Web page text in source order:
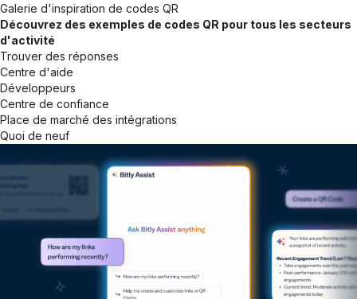
Galerie d'inspiration de codes QR
Découvrez des exemples de codes QR pour tous les secteurs
d'activité
Trouver des réponses
Centre d'aide
Développeurs
Centre de confiance
Place de marché des intégrations
Quoi de neuf